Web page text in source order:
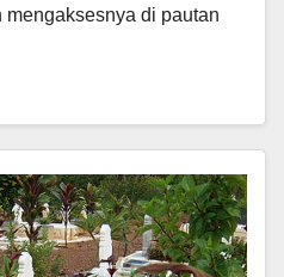
di pautan